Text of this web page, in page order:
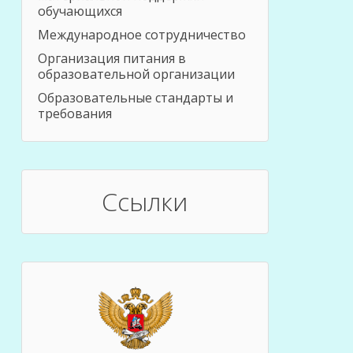
обучающихся
Международное сотрудничество
Организация питания в
образовательной организации
Образовательные стандарты и
требования
Ссылки